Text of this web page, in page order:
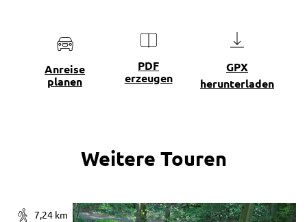
Anreise
planen
PDF
erzeugen
GPX
herunterladen
Weitere Touren
7,24 km